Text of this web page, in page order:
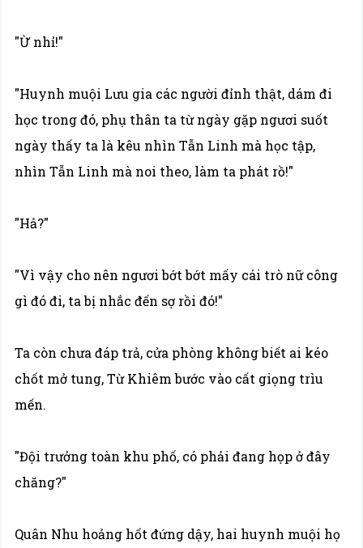
"Ừ nhỉ!"
"Huynh muội Lưu gia các người đỉnh thật, dám đi
học trong đó, phụ thân ta từ ngày gặp ngươi suốt
ngày thấy ta là kêu nhìn Tẫn Linh mà học tập,
nhìn Tẫn Linh mà noi theo, làm ta phát rồ!"
"Hả?"
"Vì vậy cho nên ngươi bớt bớt mấy cái trò nữ công
gì đó đi, ta bị nhắc đến sợ rồi đó!"
Ta còn chưa đáp trả, cửa phòng không biết ai kéo
chốt mở tung, Từ Khiêm bước vào cất giọng trìu
mến.
"Đội trưởng toàn khu phố, có phải đang họp ở đây
chăng?"
Quân Nhu hoảng hốt đứng dậy, hai huynh muội họ